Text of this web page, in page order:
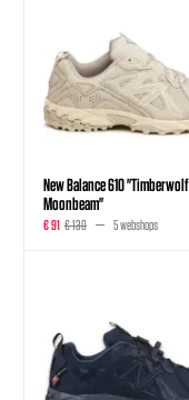
New Balance 610 "Timberwolf
Moonbeam"
€ 91 € 130 5 webshops